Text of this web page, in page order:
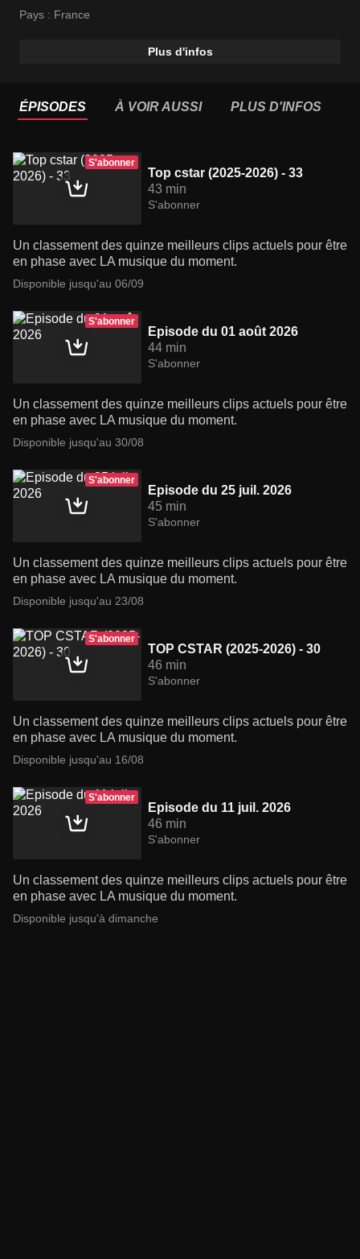
Pays : France
Plus d'infos
ÉPISODES À VOIR AUSSI PLUS D'INFOS
S'abonner
Top cstar (2025-2026) - 33
43 min
S'abonner
Un classement des quinze meilleurs clips actuels pour être
en phase avec LA musique du moment.
Disponible jusqu'au 06/09
S'abonner
Episode du 01 août 2026
44 min
S'abonner
Un classement des quinze meilleurs clips actuels pour être
en phase avec LA musique du moment.
Disponible jusqu'au 30/08
S'abonner
Episode du 25 juil. 2026
45 min
S'abonner
Un classement des quinze meilleurs clips actuels pour être
en phase avec LA musique du moment.
Disponible jusqu'au 23/08
S'abonner
TOP CSTAR (2025-2026) - 30
46 min
S'abonner
Un classement des quinze meilleurs clips actuels pour être
en phase avec LA musique du moment.
Disponible jusqu'au 16/08
S'abonner
Episode du 11 juil. 2026
46 min
S'abonner
Un classement des quinze meilleurs clips actuels pour être
en phase avec LA musique du moment.
Disponible jusqu'à dimanche